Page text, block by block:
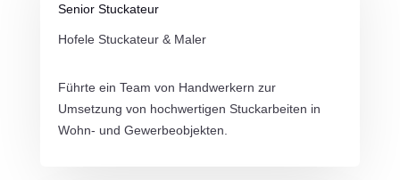
Senior Stuckateur
Hofele Stuckateur & Maler
Führte ein Team von Handwerkern zur
Umsetzung von hochwertigen Stuckarbeiten in
Wohn- und Gewerbeobjekten.